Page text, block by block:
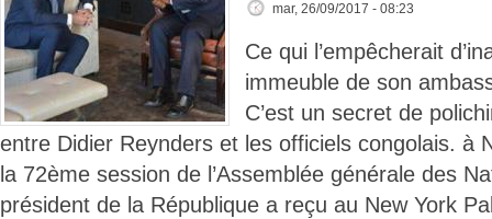
mar, 26/09/2017 - 08:23
Ce qui l’empêcherait
immeuble de son
C’est un secret de
entre Didier Reynders et les officiels congolais. à
la 72ème session de l’Assemblée générale des
président de la République a reçu au New York